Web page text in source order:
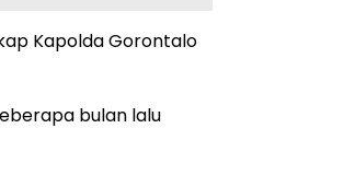
Kapolda Gorontalo
bulan lalu